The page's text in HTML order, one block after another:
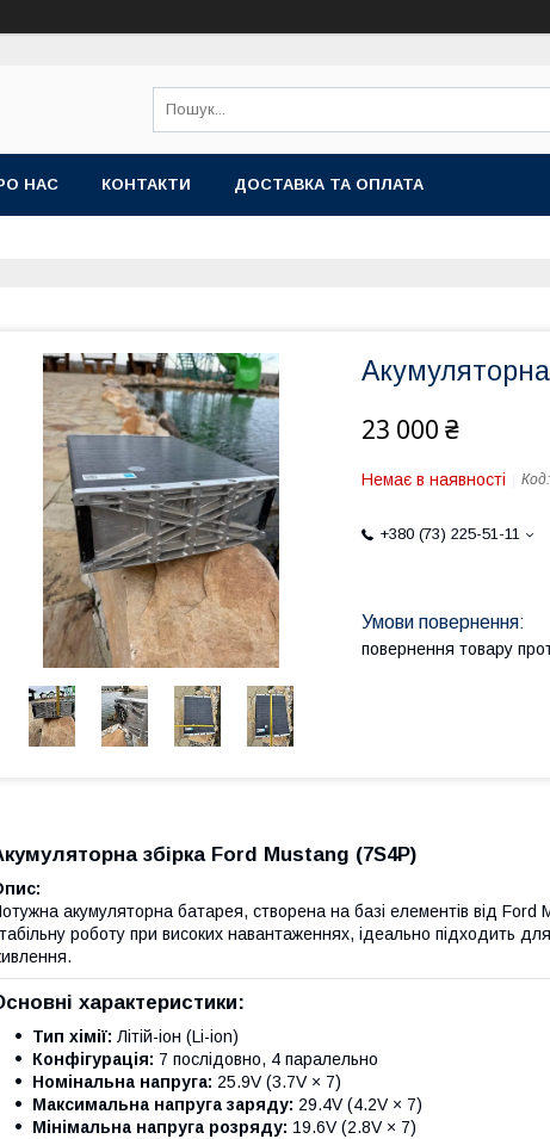
НАС КОНТАКТИ ДОСТАВКА ТА ОПЛАТА
23 000 ₴
Немає в наявності Код:
+380 (73) 225-51-11
повернення товару
збірка Ford Mustang (7S4P)
акумуляторна батарея, створена на базі елементів від Ford
роботу при високих навантаженнях, ідеально підходить
характеристики:
Тип хімії: Літій-іон (Li-ion)
Конфігурація: 7 послідовно, 4 паралельно
Номінальна напруга: 25.9V (3.7V × 7)
Максимальна напруга заряду: 29.4V (4.2V × 7)
Мінімальна напруга розряду: 19.6V (2.8V × 7)